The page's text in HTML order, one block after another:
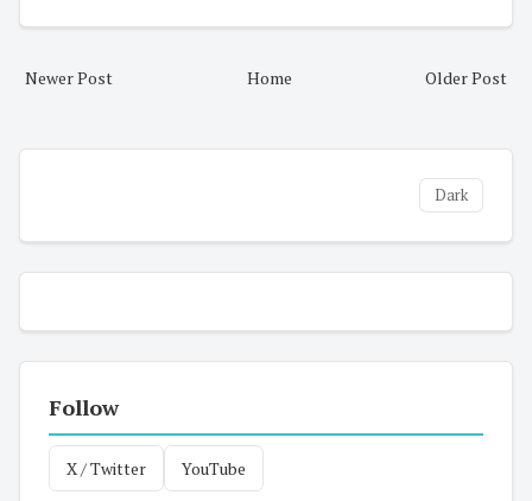
Newer Post Older Post
Home
Dark
Follow
X / Twitter YouTube